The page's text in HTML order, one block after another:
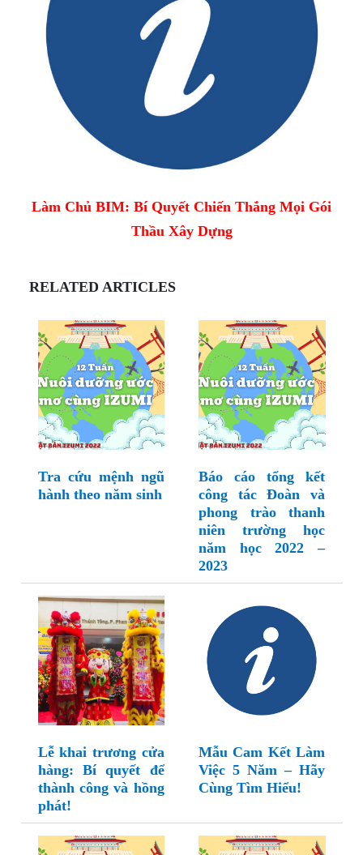
Làm Chủ BIM: Bí Quyết Chiến Thắng Mọi Gói
Thầu Xây Dựng
RELATED ARTICLES
Tra cứu mệnh ngũ
hành theo năm sinh
Báo cáo tổng kết
công tác Đoàn và
phong trào thanh
niên trường học
năm học 2022 –
2023
Lễ khai trương cửa
hàng: Bí quyết để
thành công và hồng
phát!
Mẫu Cam Kết Làm
Việc 5 Năm – Hãy
Cùng Tìm Hiểu!